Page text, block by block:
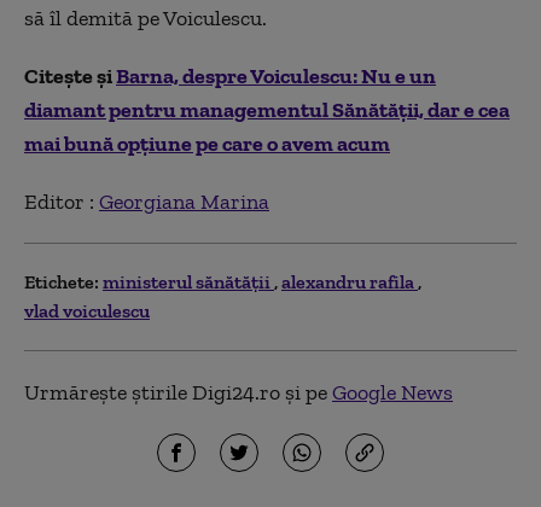
să îl demită pe Voiculescu.
Citește șiBarna, despre Voiculescu: Nu e un
diamant pentru managementul Sănătății, dar e cea
mai bună opțiune pe care o avem acum
Editor : Georgiana Marina
Etichete: ministerul sănătăţii alexandru rafila
vlad voiculescu
Urmărește știrile Digi24.ro și peGoogle News